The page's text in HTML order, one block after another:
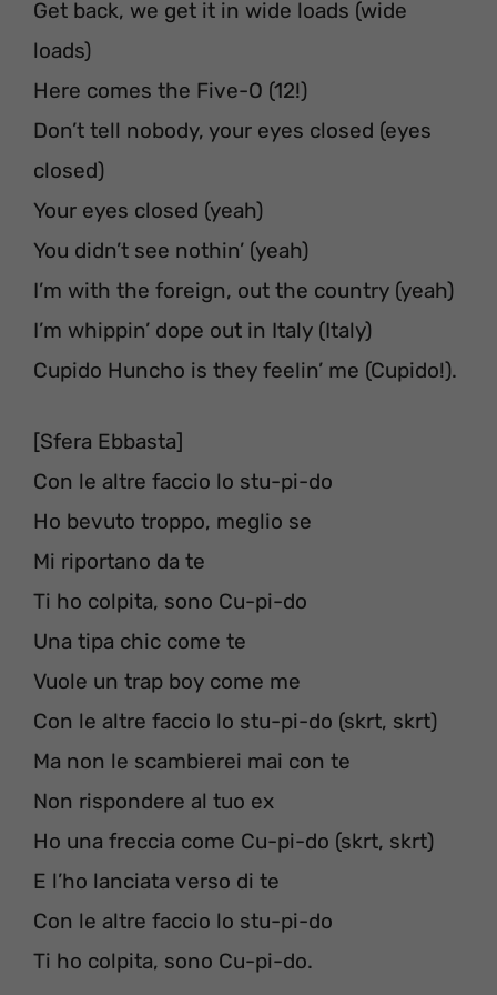
Get back, we get it in wide loads (wide
loads)
Here comes the Five-O (12!)
Don’t tell nobody, your eyes closed (eyes
closed)
Your eyes closed (yeah)
You didn’t see nothin’ (yeah)
I’m with the foreign, out the country (yeah)
I’m whippin’ dope out in Italy (Italy)
Cupido Huncho is they feelin’ me (Cupido!).
[Sfera Ebbasta]
Con le altre faccio lo stu-pi-do
Ho bevuto troppo, meglio se
Mi riportano da te
Ti ho colpita, sono Cu-pi-do
Una tipa chic come te
Vuole un trap boy come me
Con le altre faccio lo stu-pi-do (skrt, skrt)
Ma non le scambierei mai con te
Non rispondere al tuo ex
Ho una freccia come Cu-pi-do (skrt, skrt)
E l’ho lanciata verso di te
Con le altre faccio lo stu-pi-do
Ti ho colpita, sono Cu-pi-do.